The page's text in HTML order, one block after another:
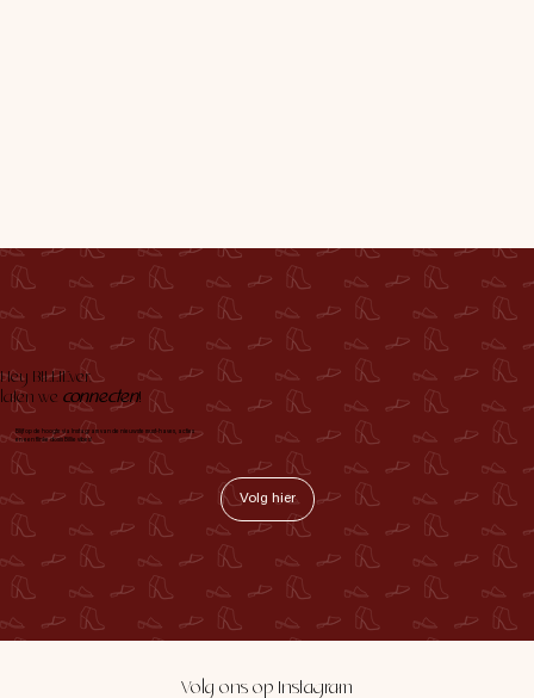
Hey BILLIEver,
laten we connecten!
Blijf op de hoogte via Instagram van de nieuwste must-haves, acties
en een flinke dosis Billie vibes!
Volg hier
Volg ons op Instagram